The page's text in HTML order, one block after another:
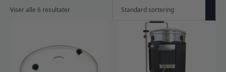
Viser alle 6 resultater